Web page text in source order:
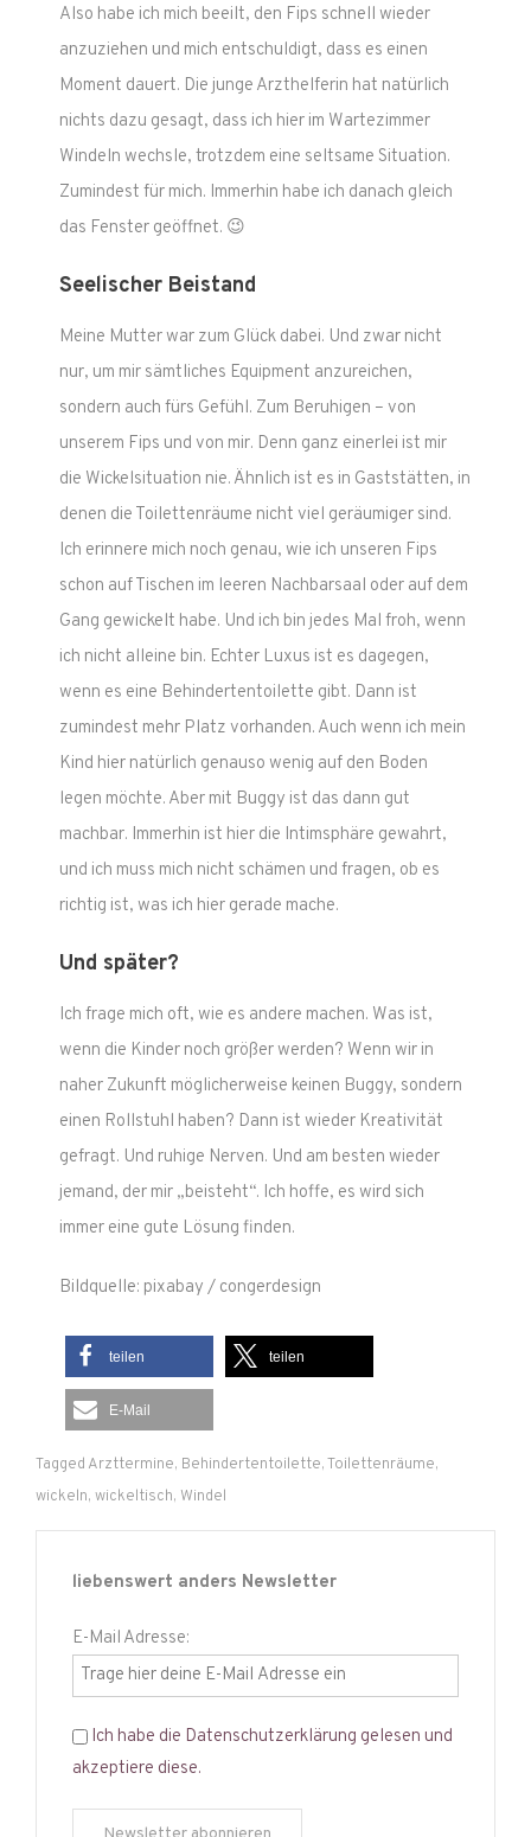
Also habe ich mich beeilt, den Fips schnell wieder
anzuziehen und mich entschuldigt, dass es einen
Moment dauert. Die junge Arzthelferin hat natürlich
nichts dazu gesagt, dass ich hier im Wartezimmer
Windeln wechsle, trotzdem eine seltsame Situation.
Zumindest für mich. Immerhin habe ich danach gleich
das Fenster geöffnet. 😉
Seelischer Beistand
Meine Mutter war zum Glück dabei. Und zwar nicht
nur, um mir sämtliches Equipment anzureichen,
sondern auch fürs Gefühl. Zum Beruhigen – von
unserem Fips und von mir. Denn ganz einerlei ist mir
die Wickelsituation nie. Ähnlich ist es in Gaststätten, in
denen die Toilettenräume nicht viel geräumiger sind.
Ich erinnere mich noch genau, wie ich unseren Fips
schon auf Tischen im leeren Nachbarsaal oder auf dem
Gang gewickelt habe. Und ich bin jedes Mal froh, wenn
ich nicht alleine bin. Echter Luxus ist es dagegen,
wenn es eine Behindertentoilette gibt. Dann ist
zumindest mehr Platz vorhanden. Auch wenn ich mein
Kind hier natürlich genauso wenig auf den Boden
legen möchte. Aber mit Buggy ist das dann gut
machbar. Immerhin ist hier die Intimsphäre gewahrt,
und ich muss mich nicht schämen und fragen, ob es
richtig ist, was ich hier gerade mache.
Und später?
Ich frage mich oft, wie es andere machen. Was ist,
wenn die Kinder noch größer werden? Wenn wir in
naher Zukunft möglicherweise keinen Buggy, sondern
einen Rollstuhl haben? Dann ist wieder Kreativität
gefragt. Und ruhige Nerven. Und am besten wieder
jemand, der mir „beisteht“. Ich hoffe, es wird sich
immer eine gute Lösung finden.
Bildquelle: pixabay / congerdesign
teilen teilen
E-Mail
Tagged Arzttermine, Behindertentoilette,Toilettenräume,
wickeln, wickeltisch, Windel
liebenswert anders Newsletter
E-Mail Adresse:
Ich habe die Datenschutzerklärung gelesen und
akzeptiere diese.